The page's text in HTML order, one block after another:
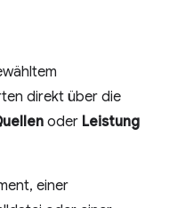
direkt über die
oder Leistung
einer